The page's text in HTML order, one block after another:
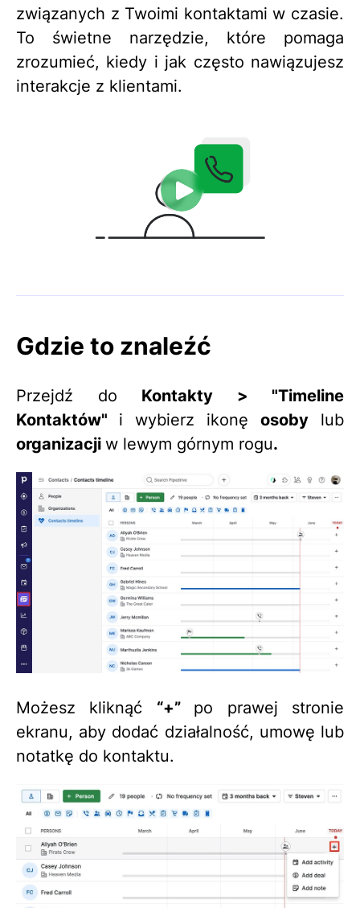
związanych z Twoimi kontaktami w czasie.
To świetne narzędzie, które pomaga
zrozumieć, kiedy i jak często nawiązujesz
interakcje z klientami.
Gdzie to znaleźć
Przejdź do Kontakty > "Timeline
Kontaktów" i wybierz ikonę osoby lub
organizacji w lewym górnym rogu.
Możesz kliknąć “+” po prawej stronie
ekranu, aby dodać działalność, umowę lub
notatkę do kontaktu.